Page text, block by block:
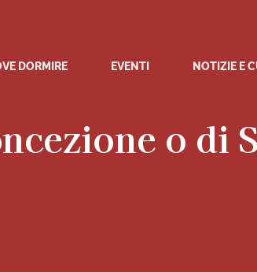
DORMIRE EVENTI NOTIZIE E
o di